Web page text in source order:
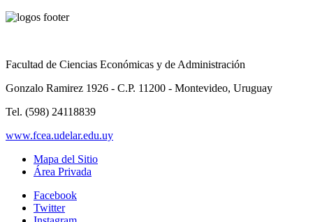
Facultad de Ciencias Económicas y de Administración
Gonzalo Ramirez 1926 - C.P. 11200 - Montevideo, Uruguay
Tel. (598) 24118839
www.fcea.udelar.edu.uy
Mapa del Sitio
Área Privada
Facebook
Twitter